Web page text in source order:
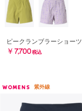
ピークランブラーショーツ
￥7,700 税込
WOMENS 紫外線